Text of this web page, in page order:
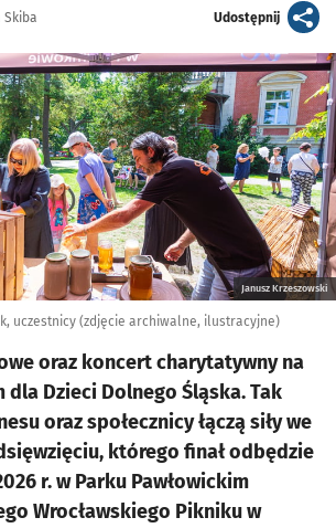
Skiba Udostępnijartykuł
Janusz Krzeszowski
uczestnicy (zdjęcie archiwalne, ilustracyjne)
oraz koncert charytatywny na
dla Dzieci Dolnego Śląska. Tak
oraz społecznicy łączą siły we
którego finał odbędzie
r. w Parku Pawłowickim
Wrocławskiego Pikniku w